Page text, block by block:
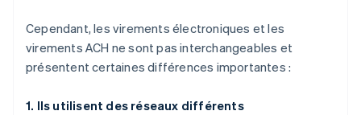
Cependant, les virements électroniques et les
virements ACH ne sont pas interchangeables et
présentent certaines différences importantes :
1. Ils utilisent des réseaux différents